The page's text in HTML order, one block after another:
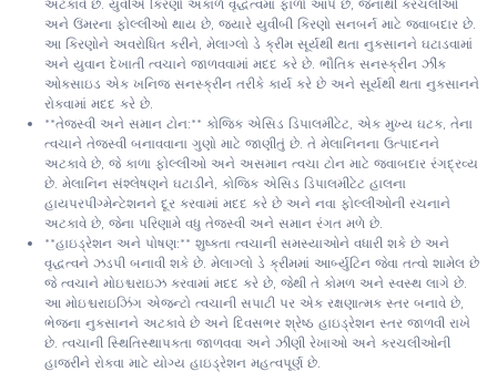
અટકાવે છે. યુવીએ કિરણો અકાળે વૃદ્ધત્વમાં ફાળો આપે છે, જેનાથી કરચલીઓ
અને ઉંમરના ફોલ્લીઓ થાય છે, જ્યારે યુવીબી કિરણો સનબર્ન માટે જવાબદાર છે.
આ કિરણોને અવરોધિત કરીને, મેલાગ્લો ડે ક્રીમ સૂર્યથી થતા નુકસાનને ઘટાડવામાં
અને યુવાન દેખાતી ત્વચાને જાળવવામાં મદદ કરે છે. ભૌતિક સનસ્ક્રીન ઝીંક
ઓક્સાઇડ એક ખનિજ સનસ્ક્રીન તરીકે કાર્ય કરે છે અને સૂર્યથી થતા નુકસાનને
રોકવામાં મદદ કરે છે.
**તેજસ્વી અને સમાન ટોન:** કોજિક એસિડ ડિપાલમીટેટ, એક મુખ્ય ઘટક, તેના
ત્વચાને તેજસ્વી બનાવવાના ગુણો માટે જાણીતું છે. તે મેલાનિનના ઉત્પાદનને
અટકાવે છે, જે કાળા ફોલ્લીઓ અને અસમાન ત્વચા ટોન માટે જવાબદાર રંગદ્રવ્ય
છે. મેલાનિન સંશ્લેષણને ઘટાડીને, કોજિક એસિડ ડિપાલમીટેટ હાલના
હાયપરપીગ્મેન્ટેશનને દૂર કરવામાં મદદ કરે છે અને નવા ફોલ્લીઓની રચનાને
અટકાવે છે, જેના પરિણામે વધુ તેજસ્વી અને સમાન રંગત મળે છે.
**હાઇડ્રેશન અને પોષણ:** શુષ્કતા ત્વચાની સમસ્યાઓને વધારી શકે છે અને
વૃદ્ધત્વને ઝડપી બનાવી શકે છે. મેલાગ્લો ડે ક્રીમમાં આર્બ્યુટિન જેવા તત્વો શામેલ છે
જે ત્વચાને મોઇશ્ચરાઇઝ કરવામાં મદદ કરે છે, જેથી તે કોમળ અને સ્વસ્થ લાગે છે.
આ મોઇશ્ચરાઇઝિંગ એજન્ટો ત્વચાની સપાટી પર એક રક્ષણાત્મક સ્તર બનાવે છે,
ભેજના નુકસાનને અટકાવે છે અને દિવસભર શ્રેષ્ઠ હાઇડ્રેશન સ્તર જાળવી રાખે
છે. ત્વચાની સ્થિતિસ્થાપકતા જાળવવા અને ઝીણી રેખાઓ અને કરચલીઓની
હાજરીને રોકવા માટે યોગ્ય હાઇડ્રેશન મહત્વપૂર્ણ છે.